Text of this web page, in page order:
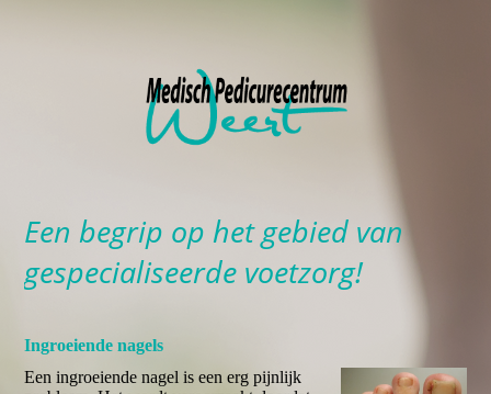
Een begrip op het gebied van
gespecialiseerde voetzorg!
Ingroeiende nagels
Een ingroeiende nagel is een erg pijnlijk